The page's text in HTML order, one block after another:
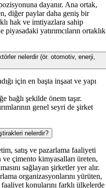
dayanır. Ana ortak,
diğer paylar daha geniş bir
hak ve imtiyazlara sahip
yatırımcıların ortaklık
nelerdir (ör. otomotiv, enerji,
için en başta inşaat ve yapı
bağlı şekilde önem taşır.
genel seyri de şirket
nelerdir?
satış ve pazarlama faaliyeti
ve çimento kimyasalları üreten,
sağlayan şirketler yer alır.
organizasyonlarını yürüten,
konularını farklı ülkelerde